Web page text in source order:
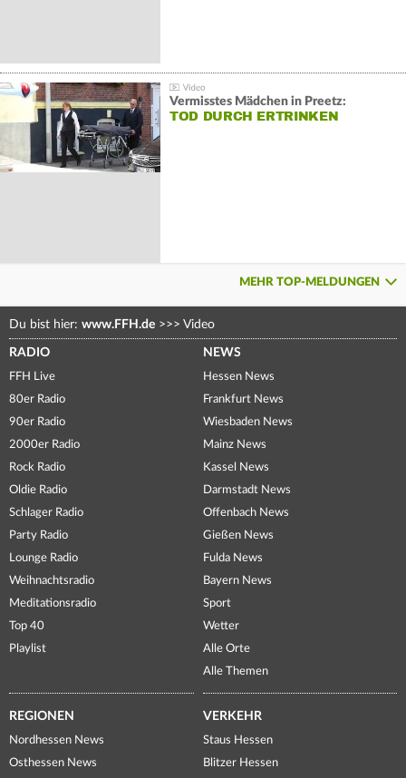
Vermisstes Mädchen in Preetz:
TOD DURCH ERTRINKEN
MEHR TOP-MELDUNGEN
Du bist hier: www.FFH.de >>> Video
RADIO
FFH Live
80er Radio
90er Radio
2000er Radio
Rock Radio
Oldie Radio
Schlager Radio
Party Radio
Lounge Radio
Weihnachtsradio
Meditationsradio
Top 40
Playlist
NEWS
Hessen News
Frankfurt News
Wiesbaden News
Mainz News
Kassel News
Darmstadt News
Offenbach News
Gießen News
Fulda News
Bayern News
Sport
Wetter
Alle Orte
Alle Themen
REGIONEN
Nordhessen News
Osthessen News
VERKEHR
Staus Hessen
Blitzer Hessen